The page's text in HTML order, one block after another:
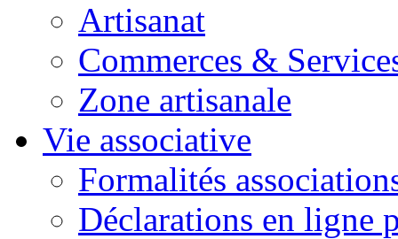
Artisanat
Commerces &
Zone artisanale
Vie associative
Formalités
Déclarations en ligne